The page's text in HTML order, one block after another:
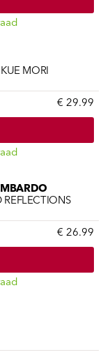
MORI
€ 29.99
REFLECTIONS
€ 26.99